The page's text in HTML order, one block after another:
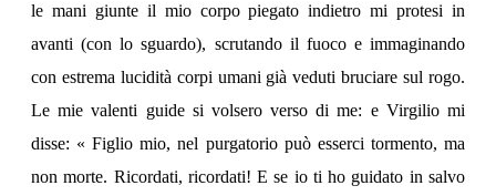
le mani giunte il mio corpo piegato indietro mi protesi in
avanti (con lo sguardo), scrutando il fuoco e immaginando
con estrema lucidità corpi umani già veduti bruciare sul rogo.
Le mie valenti guide si volsero verso di me: e Virgilio mi
disse: « Figlio mio, nel purgatorio può esserci tormento, ma
non morte. Ricordati, ricordati! E se io ti ho guidato in salvo